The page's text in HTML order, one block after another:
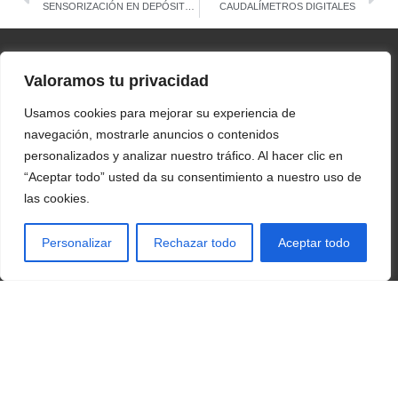
Valoramos tu privacidad
Usamos cookies para mejorar su experiencia de
navegación, mostrarle anuncios o contenidos
personalizados y analizar nuestro tráfico. Al hacer clic en
“Aceptar todo” usted da su consentimiento a nuestro uso de
las cookies.
Personalizar Rechazar todo Aceptar todo
CAUDALÍMETROS DIGITALES
menú:
¿Qué es Demofarm?
Red de Explotaciones
Herramientas Digitales
Acciones demostrativas